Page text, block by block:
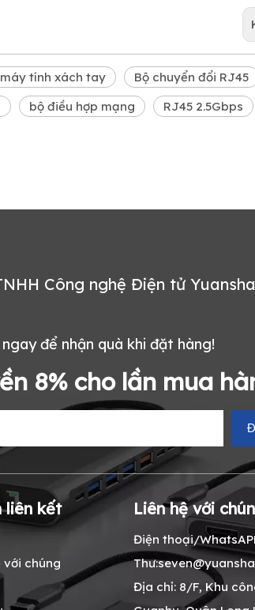
tính xách tay
Bộ chuyển đổi RJ45
bộ điều hợp mạng
RJ45 2.5Gbps
Công nghệ Điện tử
để nhận quà khi đặt hàng!
8% cho lần mua
liên kết
với chúng
Liên hệ với
Điện thoại/
Địa chỉ: 8/F, Khu